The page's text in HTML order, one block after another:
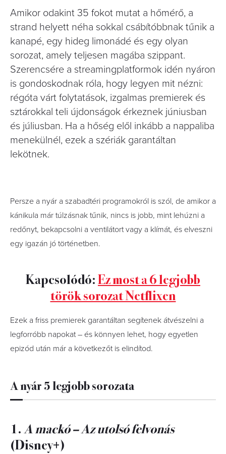
Amikor odakint 35 fokot mutat a hőmérő, a
strand helyett néha sokkal csábítóbbnak tűnik a
kanapé, egy hideg limonádé és egy olyan
sorozat, amely teljesen magába szippant.
Szerencsére a streamingplatformok idén nyáron
is gondoskodnak róla, hogy legyen mit nézni:
régóta várt folytatások, izgalmas premierek és
sztárokkal teli újdonságok érkeznek júniusban
és júliusban. Ha a hőség elől inkább a nappaliba
menekülnél, ezek a szériák garantáltan
lekötnek.
Persze a nyár a szabadtéri programokról is szól, de amikor a
kánikula már túlzásnak tűnik, nincs is jobb, mint lehúzni a
redőnyt, bekapcsolni a ventilátort vagy a klímát, és elveszni
egy igazán jó történetben.
Kapcsolódó:Ez most a 6 legjobb
török sorozat Netflixen
Ezek a friss premierek garantáltan segítenek átvészelni a
legforróbb napokat – és könnyen lehet, hogy egyetlen
epizód után már a következőt is elindítod.
A nyár 5 legjobb sorozata
1.A mackó – Az utolsó felvonás
(Disney+)